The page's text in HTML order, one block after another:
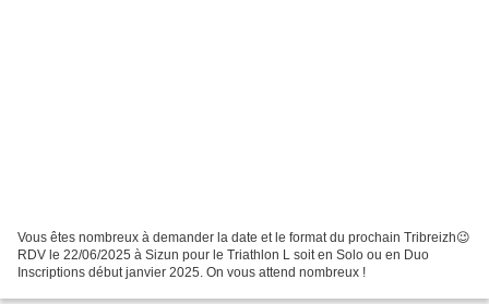
Vous êtes nombreux à demander la date et le format du prochain Tribreizh😉
RDV le 22/06/2025 à Sizun pour le Triathlon L soit en Solo ou en Duo
Inscriptions début janvier 2025. On vous attend nombreux !